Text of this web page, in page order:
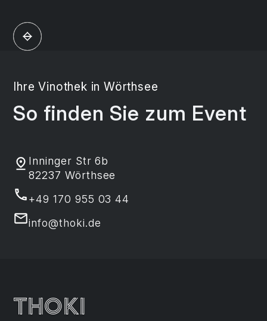
Ihre Vinothek in Wörthsee
So finden Sie zum Event
Inninger Str 6b
82237 Wörthsee
+49 170 955 03 44
info@thoki.de
Thoki